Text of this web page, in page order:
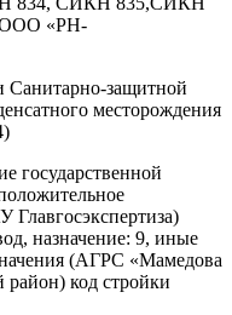
ООО «РН-
Санитарно-защитной
месторождения
государственной
Главгосэкспертиза)
назначение: 9, иные
(АГРС «Мамедова
код стройки